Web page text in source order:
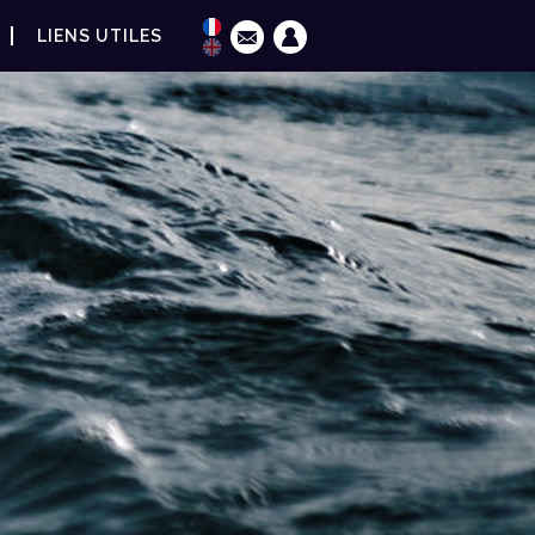
LIENS UTILES